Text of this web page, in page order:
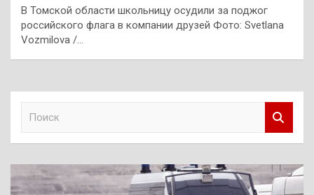
В Томской области школьницу осудили за поджог
российского флага в компании друзей Фото: Svetlana
Vozmilova /…
к